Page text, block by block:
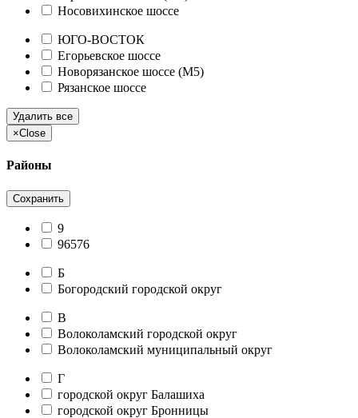
Носовихинское шоссе
ЮГО-ВОСТОК
Егорьевское шоссе
Новорязанское шоссе (М5)
Рязанское шоссе
Удалить все
×Close
Районы
Сохранить
9
96576
Б
Богородский городской округ
В
Волоколамский городской округ
Волоколамский муниципальный округ
Г
городской округ Балашиха
городской округ Бронницы